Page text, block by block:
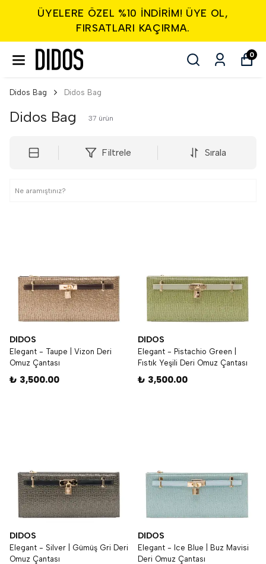
ÜYELERE ÖZEL %10 INDIRIM! ÜYE OL,
FIRSATLARI KAÇIRMA.
0
Didos Bag Didos Bag
Didos Bag 37 ürün
Filtrele Sırala
DIDOS
Elegant - Taupe | Vizon Deri
Omuz Çantası
₺ 3,500.00
DIDOS
Elegant - Pistachio Green |
Fıstık Yeşili Deri Omuz Çantası
₺ 3,500.00
DIDOS
Elegant - Silver | Gümüş Gri Deri
Omuz Çantası
DIDOS
Elegant - Ice Blue | Buz Mavisi
Deri Omuz Çantası